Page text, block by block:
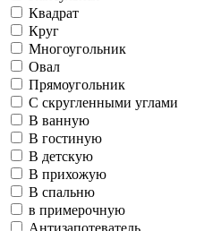
Квадрат
Круг
Многоугольник
Овал
Прямоугольник
С скругленными углами
В ванную
В гостиную
В детскую
В прихожую
В спальню
в примерочную
Антизапотеватель